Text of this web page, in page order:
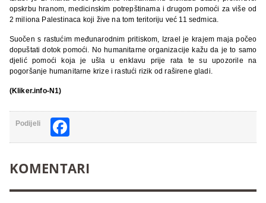
opskrbu hranom, medicinskim potrepštinama i drugom pomoći za više od
2 miliona Palestinaca koji žive na tom teritoriju već 11 sedmica.
Suočen s rastućim međunarodnim pritiskom, Izrael je krajem maja počeo
dopuštati dotok pomoći. No humanitarne organizacije kažu da je to samo
djelić pomoći koja je ušla u enklavu prije rata te su upozorile na
pogoršanje humanitarne krize i rastući rizik od raširene gladi.
(Kliker.info-N1)
Podijeli
KOMENTARI